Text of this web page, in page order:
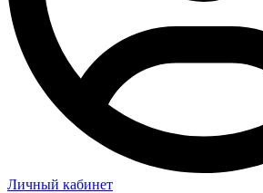
Личный кабинет